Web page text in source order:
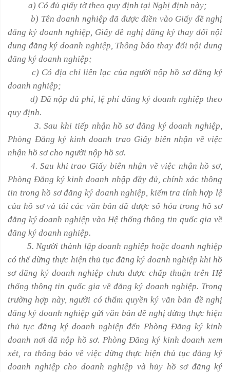
a) Có đủ giấy tờ theo quy định tại Nghị định này;
b) Tên doanh nghiệp đã được điền vào Giấy đề nghị
đăng ký doanh nghiệp, Giấy đề nghị đăng ký thay đổi nội
dung đăng ký doanh nghiệp, Thông báo thay đổi nội dung
đăng ký doanh nghiệp;
c) Có địa chỉ liên lạc của người nộp hồ sơ đăng ký
doanh nghiệp;
d) Đã nộp đủ phí, lệ phí đăng ký doanh nghiệp theo
quy định.
3. Sau khi tiếp nhận hồ sơ đăng ký doanh nghiệp,
Phòng Đăng ký kinh doanh trao Giấy biên nhận về việc
nhận hồ sơ cho người nộp hồ sơ.
4. Sau khi trao Giấy biên nhận về việc nhận hồ sơ,
Phòng Đăng ký kinh doanh nhập đầy đủ, chính xác thông
tin trong hồ sơ đăng ký doanh nghiệp, kiểm tra tính hợp lệ
của hồ sơ và tải các văn bản đã được số hóa trong hồ sơ
đăng ký doanh nghiệp vào Hệ thống thông tin quốc gia về
đăng ký doanh nghiệp.
5. Người thành lập doanh nghiệp hoặc doanh nghiệp
có thể dừng thực hiện thủ tục đăng ký doanh nghiệp khi hồ
sơ đăng ký doanh nghiệp chưa được chấp thuận trên Hệ
thống thông tin quốc gia về đăng ký doanh nghiệp. Trong
trường hợp này, người có thẩm quyền ký văn bản đề nghị
đăng ký doanh nghiệp gửi văn bản đề nghị dừng thực hiện
thủ tục đăng ký doanh nghiệp đến Phòng Đăng ký kinh
doanh nơi đã nộp hồ sơ. Phòng Đăng ký kinh doanh xem
xét, ra thông báo về việc dừng thực hiện thủ tục đăng ký
doanh nghiệp cho doanh nghiệp và hủy hồ sơ đăng ký